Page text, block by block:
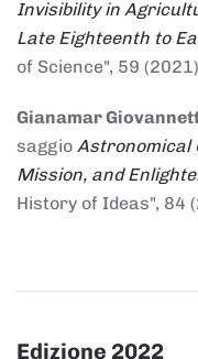
Invisibility in
Late Eighteenth to
of Science", 59
Gianamar
saggio Astronomical
Mission, and
History of Ideas", 84
Edizione 2022